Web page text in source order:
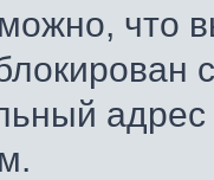
что
адрес